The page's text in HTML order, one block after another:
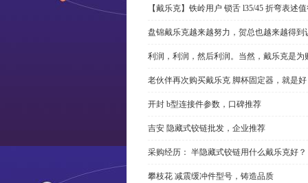
【戴乐克】铁岭用户 锁舌 l35/45 折弯表述
盘锦戴乐克越来越努力，贺总也越来越得到
利润，利润，然后利润。当然，戴乐克是为
老伙伴再次购买戴乐克 脚杯固定器，就是
开封 b型连接件参数，口碑推荐
吉安 隐藏式铰链批发，企业推荐
采购经历： 半隐藏式铰链用什么戴乐克好？
攀枝花 减震缓冲件型号，铸造品质